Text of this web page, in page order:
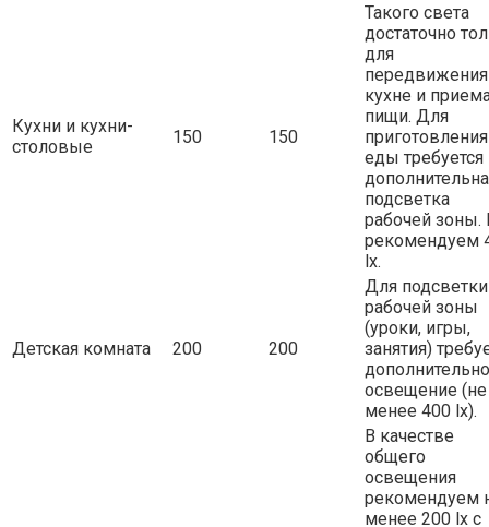
Кухни и кухни-
столовые
150 150
Такого света
достаточно
для
кухне и
пищи. Для
приготовления
еды требуется
подсветка
рабочей
рекомендуем
lx.
Детская комната 200 200
Для подсветки
рабочей зоны
(уроки, игры,
занятия)
освещение (не
менее 400 lx).
В качестве
общего
освещения
рекомендуем
менее 200 lx с